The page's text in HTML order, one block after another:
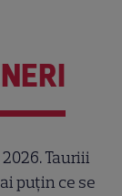
Tauriii
puțin ce se